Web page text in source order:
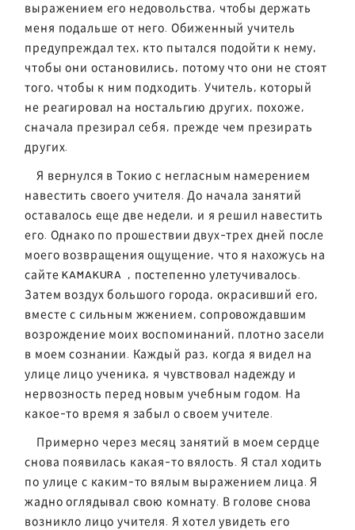
выражением его недовольства, чтобы держать
меня подальше от него. Обиженный учитель
предупреждал тех, кто пытался подойти к нему,
чтобы они остановились, потому что они не стоят
того, чтобы к ним подходить. Учитель, который
не реагировал на ностальгию других, похоже,
сначала презирал себя, прежде чем презирать
других.
Я вернулся в Токио с негласным намерением
навестить своего учителя. До начала занятий
оставалось еще две недели, и я решил навестить
его. Однако по прошествии двух-трех дней после
моего возвращения ощущение, что я нахожусь на
сайтеKAMAKURA , постепенно улетучивалось.
Затем воздух большого города, окрасивший его,
вместе с сильным жжением, сопровождавшим
возрождение моих воспоминаний, плотно засели
в моем сознании. Каждый раз, когда я видел на
улице лицо ученика, я чувствовал надежду и
нервозность перед новым учебным годом. На
какое-то время я забыл о своем учителе.
Примерно через месяц занятий в моем сердце
снова появилась какая-то вялость. Я стал ходить
по улице с каким-то вялым выражением лица. Я
жадно оглядывал свою комнату. В голове снова
возникло лицо учителя. Я хотел увидеть его